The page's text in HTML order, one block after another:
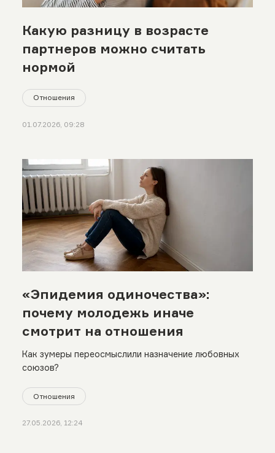
Какую разницу в возрасте
партнеров можно считать
нормой
Отношения
01.07.2026, 09:28
«Эпидемия одиночества»:
почему молодежь иначе
смотрит на отношения
Как зумеры переосмыслили назначение любовных
союзов?
Отношения
27.05.2026, 12:24